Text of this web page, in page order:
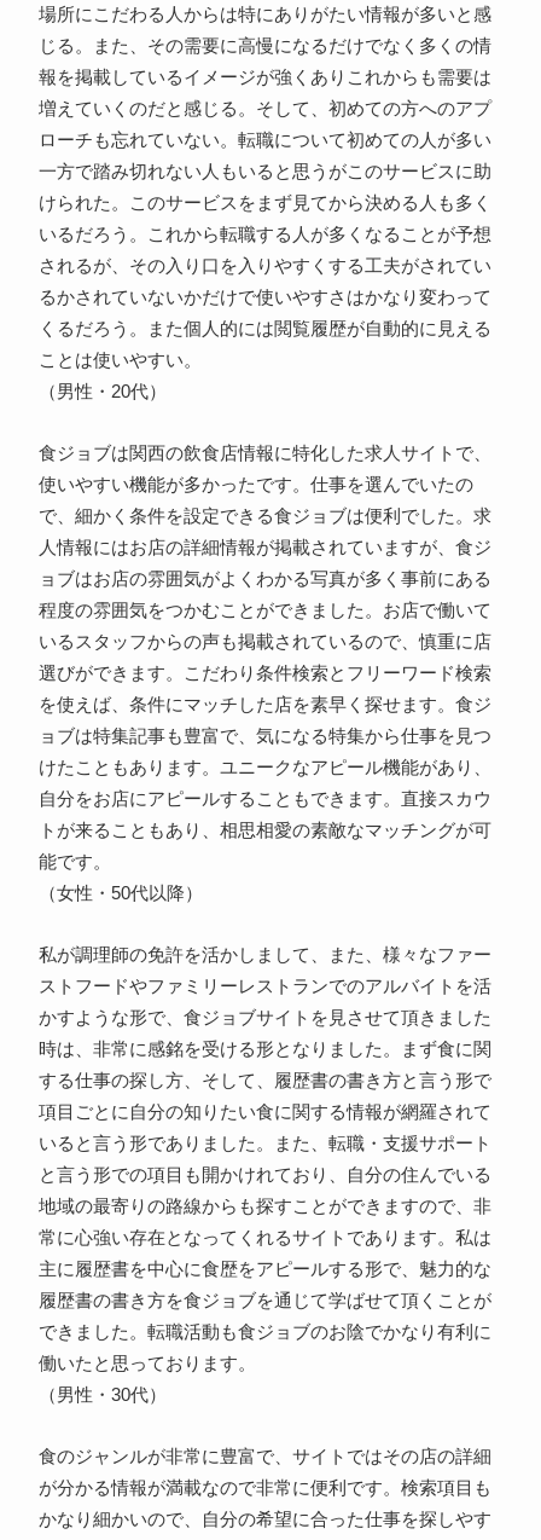
場所にこだわる人からは特にありがたい情報が多いと感
じる。また、その需要に高慢になるだけでなく多くの情
報を掲載しているイメージが強くありこれからも需要は
増えていくのだと感じる。そして、初めての方へのアプ
ローチも忘れていない。転職について初めての人が多い
一方で踏み切れない人もいると思うがこのサービスに助
けられた。このサービスをまず見てから決める人も多く
いるだろう。これから転職する人が多くなることが予想
されるが、その入り口を入りやすくする工夫がされてい
るかされていないかだけで使いやすさはかなり変わって
くるだろう。また個人的には閲覧履歴が自動的に見える
ことは使いやすい。
（男性・20代）
食ジョブは関西の飲食店情報に特化した求人サイトで、
使いやすい機能が多かったです。仕事を選んでいたの
で、細かく条件を設定できる食ジョブは便利でした。求
人情報にはお店の詳細情報が掲載されていますが、食ジ
ョブはお店の雰囲気がよくわかる写真が多く事前にある
程度の雰囲気をつかむことができました。お店で働いて
いるスタッフからの声も掲載されているので、慎重に店
選びができます。こだわり条件検索とフリーワード検索
を使えば、条件にマッチした店を素早く探せます。食ジ
ョブは特集記事も豊富で、気になる特集から仕事を見つ
けたこともあります。ユニークなアピール機能があり、
自分をお店にアピールすることもできます。直接スカウ
トが来ることもあり、相思相愛の素敵なマッチングが可
能です。
（女性・50代以降）
私が調理師の免許を活かしまして、また、様々なファー
ストフードやファミリーレストランでのアルバイトを活
かすような形で、食ジョブサイトを見させて頂きました
時は、非常に感銘を受ける形となりました。まず食に関
する仕事の探し方、そして、履歴書の書き方と言う形で
項目ごとに自分の知りたい食に関する情報が網羅されて
いると言う形でありました。また、転職・支援サポート
と言う形での項目も開かけれており、自分の住んでいる
地域の最寄りの路線からも探すことができますので、非
常に心強い存在となってくれるサイトであります。私は
主に履歴書を中心に食歴をアピールする形で、魅力的な
履歴書の書き方を食ジョブを通じて学ばせて頂くことが
できました。転職活動も食ジョブのお陰でかなり有利に
働いたと思っております。
（男性・30代）
食のジャンルが非常に豊富で、サイトではその店の詳細
が分かる情報が満載なので非常に便利です。検索項目も
かなり細かいので、自分の希望に合った仕事を探しやす